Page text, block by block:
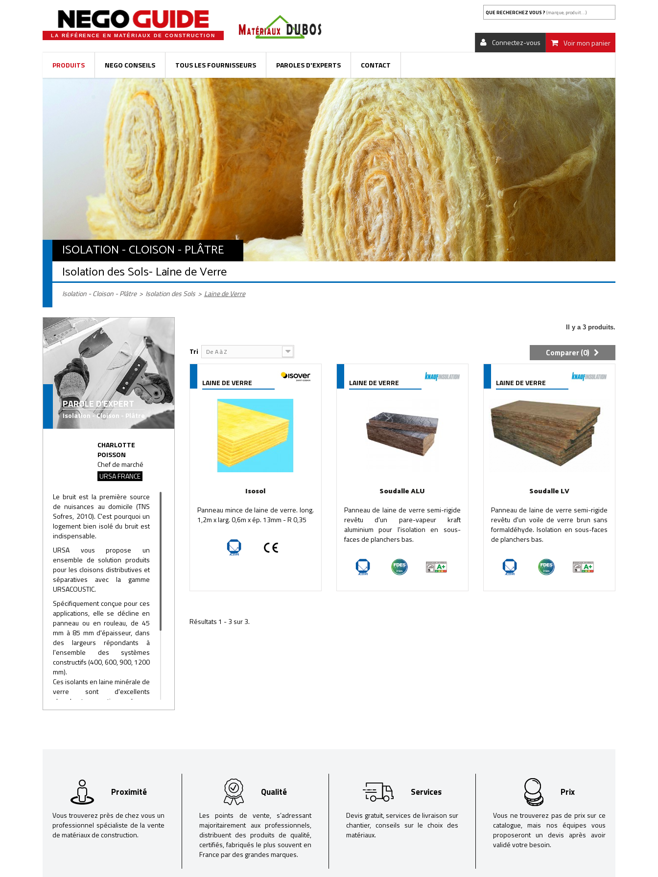
LA RÉFÉRENCE EN MATÉRIAUX DE CONSTRUCTION
QUE RECHERCHEZ VOUS ? (marque, produit...)
Voir mon panier
Connectez-vous
PRODUITS NEGO CONSEILS TOUS LES FOURNISSEURS PAROLES D'EXPERTS CONTACT
ISOLATION - CLOISON - PLÂTRE
Isolation des Sols- Laine de Verre
Isolation - Cloison - Plâtre > Isolation des Sols > Laine de Verre
PAROLE D'EXPERT
Isolation - Cloison - Plâtre
CHARLOTTE
POISSON
Chef de marché
URSA FRANCE
Le bruit est la première source
de nuisances au domicile (TNS
Sofres, 2010). C'est pourquoi un
logement bien isolé du bruit est
indispensable.
URSA vous propose un
ensemble de solution produits
pour les cloisons distributives et
séparatives avec la gamme
URSACOUSTIC.
Spécifiquement conçue pour ces
applications, elle se décline en
panneau ou en rouleau, de 45
mm à 85 mm d'épaisseur, dans
des largeurs répondants à
l'ensemble des systèmes
constructifs (400, 600, 900, 1200
mm).
Ces isolants en laine minérale de
verre sont d'excellents
absorbants acoustiques de par
leur structure fibreuse ouverte.
cloison 72/48.
Il y a 3 produits.
Tri De A à Z Comparer (0)
LAINE DE VERRE
Isosol
Panneau mince de laine de verre. long.
1,2m x larg. 0,6m x ép. 13mm - R 0,35
LAINE DE VERRE
Soudalle ALU
Panneau de laine de verre semi-rigide
revêtu d'un pare-vapeur kraft
aluminium pour l'isolation en sous-
faces de planchers bas.
LAINE DE VERRE
Soudalle LV
Panneau de laine de verre semi-rigide
revêtu d'un voile de verre brun sans
formaldéhyde. Isolation en sous-faces
de planchers bas.
Résultats 1 - 3 sur 3.
Proximité
Vous trouverez près de chez vous un
professionnel spécialiste de la vente
de matériaux de construction.
Qualité
Les points de vente, s’adressant
majoritairement aux professionnels,
distribuent des produits de qualité,
certifiés, fabriqués le plus souvent en
France par des grandes marques.
Services
Devis gratuit, services de livraison sur
chantier, conseils sur le choix des
matériaux.
Prix
Vous ne trouverez pas de prix sur ce
catalogue, mais nos équipes vous
proposeront un devis après avoir
validé votre besoin.